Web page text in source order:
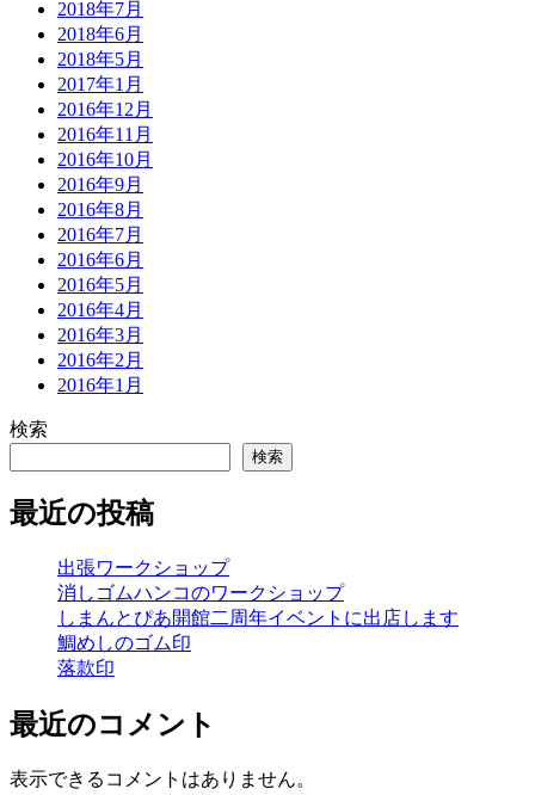
2018年7月
2018年6月
2018年5月
2017年1月
2016年12月
2016年11月
2016年10月
2016年9月
2016年8月
2016年7月
2016年6月
2016年5月
2016年4月
2016年3月
2016年2月
2016年1月
検索
検索
最近の投稿
出張ワークショップ
消しゴムハンコのワークショップ
しまんとぴあ開館二周年イベントに出店します
鯛めしのゴム印
落款印
最近のコメント
表示できるコメントはありません。